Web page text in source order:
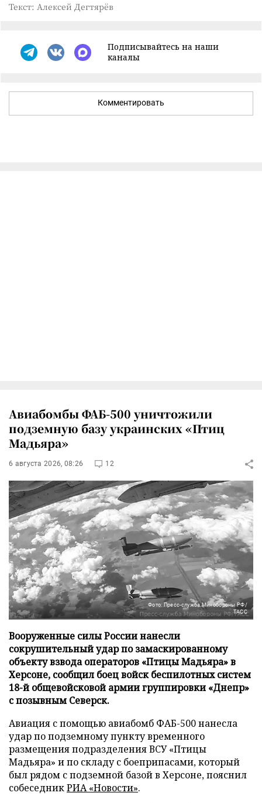
Текст: Алексей Дегтярёв
Подписывайтесь на наши
каналы
Комментировать
Авиабомбы ФАБ-500 уничтожили
подземную базу украинских «Птиц
Мадьяра»
6 августа 2026, 08:26 12
Фото: Пресс-служба Минобороны РФ/
ТАСС
Вооруженные силы России нанесли
сокрушительный удар по замаскированному
объекту взвода операторов «Птицы Мадьяра» в
Херсоне, сообщил боец войск беспилотных систем
18-й общевойсковой армии группировки «Днепр»
с позывным Северск.
Авиация с помощью авиабомб ФАБ-500 нанесла
удар по подземному пункту временного
размещения подразделения ВСУ «Птицы
Мадьяра» и по складу с боеприпасами, который
был рядом с подземной базой в Херсоне, пояснил
собеседникРИА «Новости».